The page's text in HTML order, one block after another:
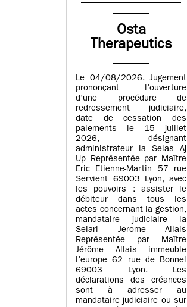
Osta
Therapeutics
Le 04/08/2026. Jugement
prononçant l’ouverture
d’une procédure de
redressement judiciaire,
date de cessation des
paiements le 15 juillet
2026, désignant
administrateur la Selas Aj
Up Représentée par Maître
Eric Etienne-Martin 57 rue
Servient 69003 Lyon, avec
les pouvoirs : assister le
débiteur dans tous les
actes concernant la gestion,
mandataire judiciaire la
Selarl Jerome Allais
Représentée par Maître
Jérôme Allais immeuble
l’europe 62 rue de Bonnel
69003 Lyon. Les
déclarations des créances
sont à adresser au
mandataire judiciaire ou sur